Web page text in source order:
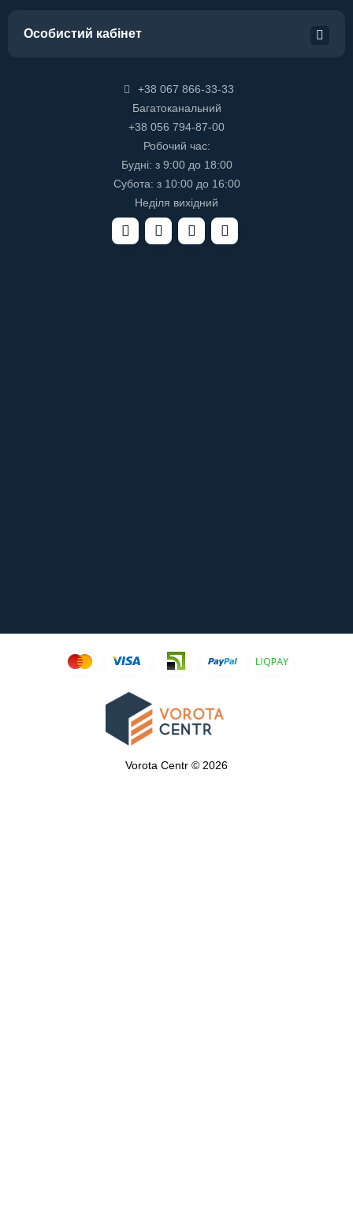
Особистий кабінет
+38 067 866-33-33
Багатоканальний
+38 056 794-87-00
Робочий час:
Будні: з 9:00 до 18:00
Субота: з 10:00 до 16:00
Неділя вихідний
Vorota Centr © 2026